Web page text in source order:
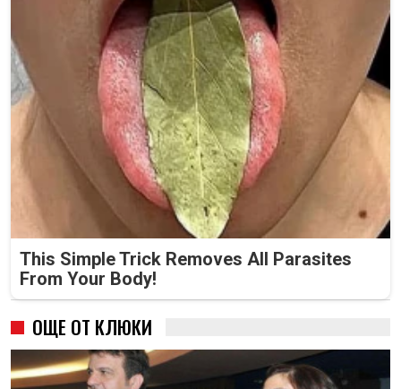
This Simple Trick Removes All Parasites
From Your Body!
ОЩЕ ОТ КЛЮКИ